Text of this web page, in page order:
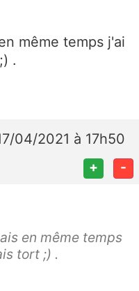
même temps j'ai
.
04/2021 à 17h50
+ -
en même temps
tort ;) .